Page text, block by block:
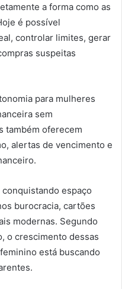
a forma como as
é possível
controlar limites, gerar
suspeitas
para mulheres
sem
também oferecem
alertas de vencimento e
espaço
burocracia, cartões
modernas. Segundo
o crescimento dessas
está buscando